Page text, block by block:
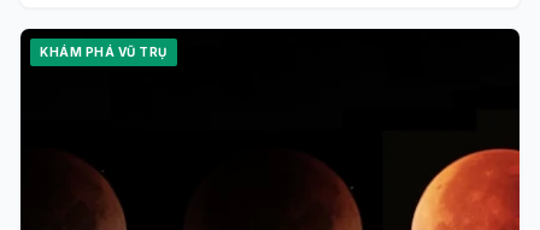
KHÁM PHÁ VŨ TRỤ